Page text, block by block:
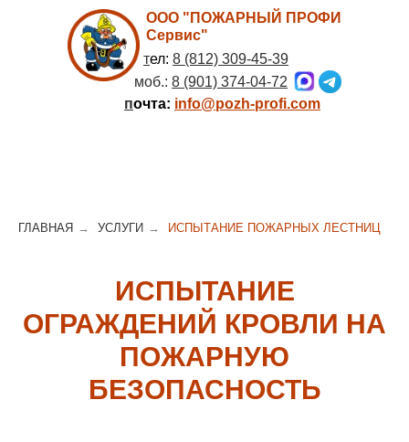
ООО "ПОЖАРНЫЙ ПРОФИ
Сервис"
почта: info@pozh-profi.com
тел: 8 (812) 309-45-39
моб.: 8 (901) 374-04-72
ГЛАВНАЯ → УСЛУГИ → ИСПЫТАНИЕ ПОЖАРНЫХ ЛЕСТНИЦ
ИСПЫТАНИЕ
ОГРАЖДЕНИЙ КРОВЛИ НА
ПОЖАРНУЮ
БЕЗОПАСНОСТЬ